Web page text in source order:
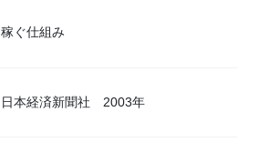
稼ぐ仕組み
日本経済新聞社 2003年